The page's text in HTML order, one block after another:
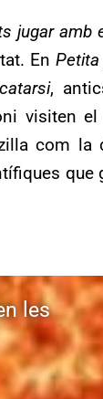
jugar amb
En Petita
,
visiten el
com la
que
les